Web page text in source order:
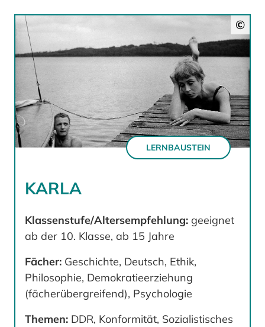
©
LERNBAUSTEIN
KARLA
Klassenstufe/Altersempfehlung: geeignet
ab der 10. Klasse, ab 15 Jahre
Fächer: Geschichte, Deutsch, Ethik,
Philosophie, Demokratieerziehung
(fächerübergreifend), Psychologie
Themen: DDR, Konformität, Sozialistisches